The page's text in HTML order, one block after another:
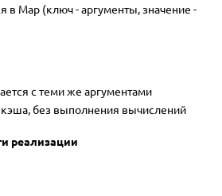
в Map (ключ - аргументы, значение -
с теми же аргументами
кэша, без выполнения вычислений
реализации